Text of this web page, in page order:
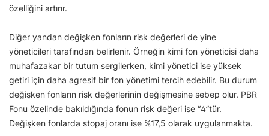
özelliğini artırır.
Diğer yandan değişken fonların risk değerleri de yine
yöneticileri tarafından belirlenir. Örneğin kimi fon yöneticisi daha
muhafazakar bir tutum sergilerken, kimi yönetici ise yüksek
getiri için daha agresif bir fon yönetimi tercih edebilir. Bu durum
değişken fonların risk değerlerinin değişmesine sebep olur. PBR
Fonu özelinde bakıldığında fonun risk değeri ise “4”tür.
Değişken fonlarda stopaj oranı ise %17,5 olarak uygulanmakta.